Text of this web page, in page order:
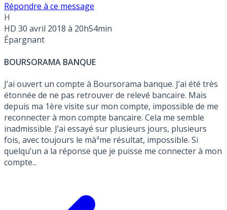
Répondre à ce message
H
HD 30 avril 2018 à 20h54min
Épargnant
BOURSORAMA BANQUE
J’ai ouvert un compte à Boursorama banque. J’ai été très
étonnée de ne pas retrouver de relevé bancaire. Mais
depuis ma 1ère visite sur mon compte, impossible de me
reconnecter à mon compte bancaire. Cela me semble
inadmissible. J’ai essayé sur plusieurs jours, plusieurs
fois, avec toujours le màªme résultat, impossible. Si
quelqu’un a la réponse que je puisse me connecter à mon
compte...